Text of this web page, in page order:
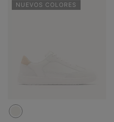
NUEVOS COLORES